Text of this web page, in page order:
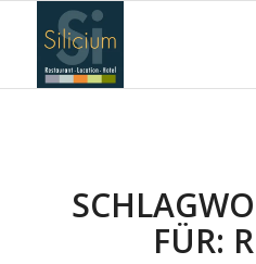
FÜR: